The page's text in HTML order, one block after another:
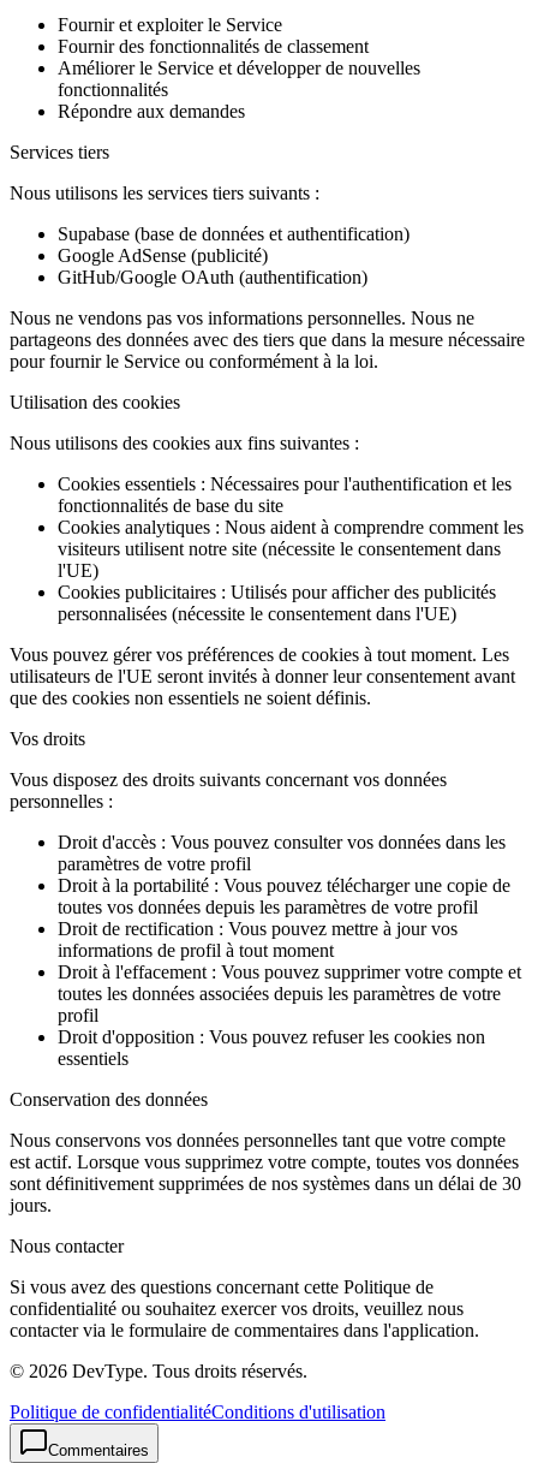
Fournir et exploiter le Service
Fournir des fonctionnalités de classement
Améliorer le Service et développer de nouvelles
fonctionnalités
Répondre aux demandes
Services tiers
Nous utilisons les services tiers suivants :
Supabase (base de données et authentification)
Google AdSense (publicité)
GitHub/Google OAuth (authentification)
Nous ne vendons pas vos informations personnelles. Nous ne
partageons des données avec des tiers que dans la mesure nécessaire
pour fournir le Service ou conformément à la loi.
Utilisation des cookies
Nous utilisons des cookies aux fins suivantes :
Cookies essentiels : Nécessaires pour l'authentification et les
fonctionnalités de base du site
Cookies analytiques : Nous aident à comprendre comment les
visiteurs utilisent notre site (nécessite le consentement dans
l'UE)
Cookies publicitaires : Utilisés pour afficher des publicités
personnalisées (nécessite le consentement dans l'UE)
Vous pouvez gérer vos préférences de cookies à tout moment. Les
utilisateurs de l'UE seront invités à donner leur consentement avant
que des cookies non essentiels ne soient définis.
Vos droits
Vous disposez des droits suivants concernant vos données
personnelles :
Droit d'accès : Vous pouvez consulter vos données dans les
paramètres de votre profil
Droit à la portabilité : Vous pouvez télécharger une copie de
toutes vos données depuis les paramètres de votre profil
Droit de rectification : Vous pouvez mettre à jour vos
informations de profil à tout moment
Droit à l'effacement : Vous pouvez supprimer votre compte et
toutes les données associées depuis les paramètres de votre
profil
Droit d'opposition : Vous pouvez refuser les cookies non
essentiels
Conservation des données
Nous conservons vos données personnelles tant que votre compte
est actif. Lorsque vous supprimez votre compte, toutes vos données
sont définitivement supprimées de nos systèmes dans un délai de 30
jours.
Nous contacter
Si vous avez des questions concernant cette Politique de
confidentialité ou souhaitez exercer vos droits, veuillez nous
contacter via le formulaire de commentaires dans l'application.
© 2026 DevType. Tous droits réservés.
Politique de confidentialitéConditions d'utilisation
Commentaires